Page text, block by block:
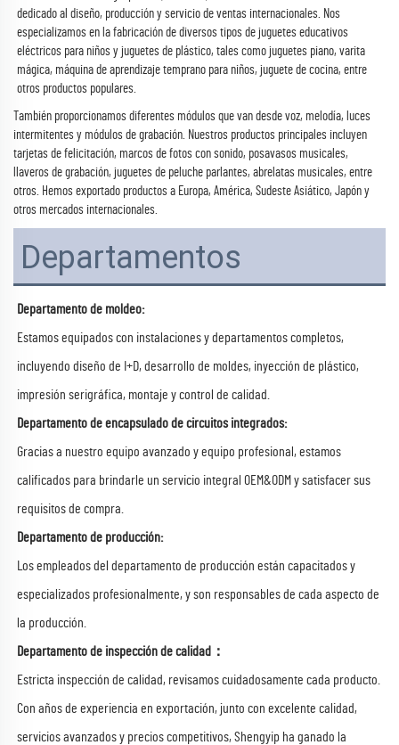
dedicado al diseño, producción y servicio de ventas internacionales. Nos
especializamos en la fabricación de diversos tipos de juguetes educativos
eléctricos para niños y juguetes de plástico, tales como juguetes piano, varita
mágica, máquina de aprendizaje temprano para niños, juguete de cocina, entre
otros productos populares.
También proporcionamos diferentes módulos que van desde voz, melodía, luces
intermitentes y módulos de grabación. Nuestros productos principales incluyen
tarjetas de felicitación, marcos de fotos con sonido, posavasos musicales,
llaveros de grabación, juguetes de peluche parlantes, abrelatas musicales, entre
otros. Hemos exportado productos a Europa, América, Sudeste Asiático, Japón y
otros mercados internacionales.
Departamentos
Departamento de moldeo:
Estamos equipados con instalaciones y departamentos completos,
incluyendo diseño de I+D, desarrollo de moldes, inyección de plástico,
impresión serigráfica, montaje y control de calidad.
Departamento de encapsulado de circuitos integrados:
Gracias a nuestro equipo avanzado y equipo profesional, estamos
calificados para brindarle un servicio integral OEM&ODM y satisfacer sus
requisitos de compra.
Departamento de producción:
Los empleados del departamento de producción están capacitados y
especializados profesionalmente, y son responsables de cada aspecto de
la producción.
Departamento de inspección de calidad：
Estricta inspección de calidad, revisamos cuidadosamente cada producto.
Con años de experiencia en exportación, junto con excelente calidad,
servicios avanzados y precios competitivos, Shengyip ha ganado la